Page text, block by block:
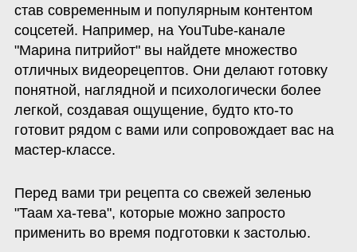
став современным и популярным контентом
соцсетей. Например, на YouTube-канале
"Марина питрийот" вы найдете множество
отличных видеорецептов. Они делают готовку
понятной, наглядной и психологически более
легкой, создавая ощущение, будто кто-то
готовит рядом с вами или сопровождает вас на
мастер-классе.
Перед вами три рецепта со свежей зеленью
"Таам ха-тева", которые можно запросто
применить во время подготовки к застолью.